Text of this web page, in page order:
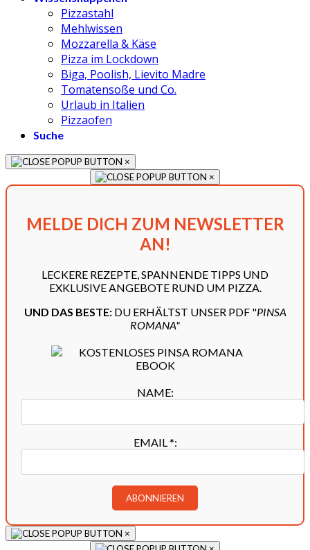
Pizzastahl
Mehlwissen
Mozzarella & Käse
Pizza im Lockdown
Biga, Poolish, Lievito Madre
Tomatensoße und Co.
Urlaub in Italien
Pizzaofen
Suche
×
×
MELDE DICH ZUM NEWSLETTER
AN!
LECKERE REZEPTE, SPANNENDE TIPPS UND
EXKLUSIVE ANGEBOTE RUND UM PIZZA.
UND DAS BESTE:DU ERHÄLTST UNSER PDF "PINSA
ROMANA"
NAME:
EMAIL*:
×